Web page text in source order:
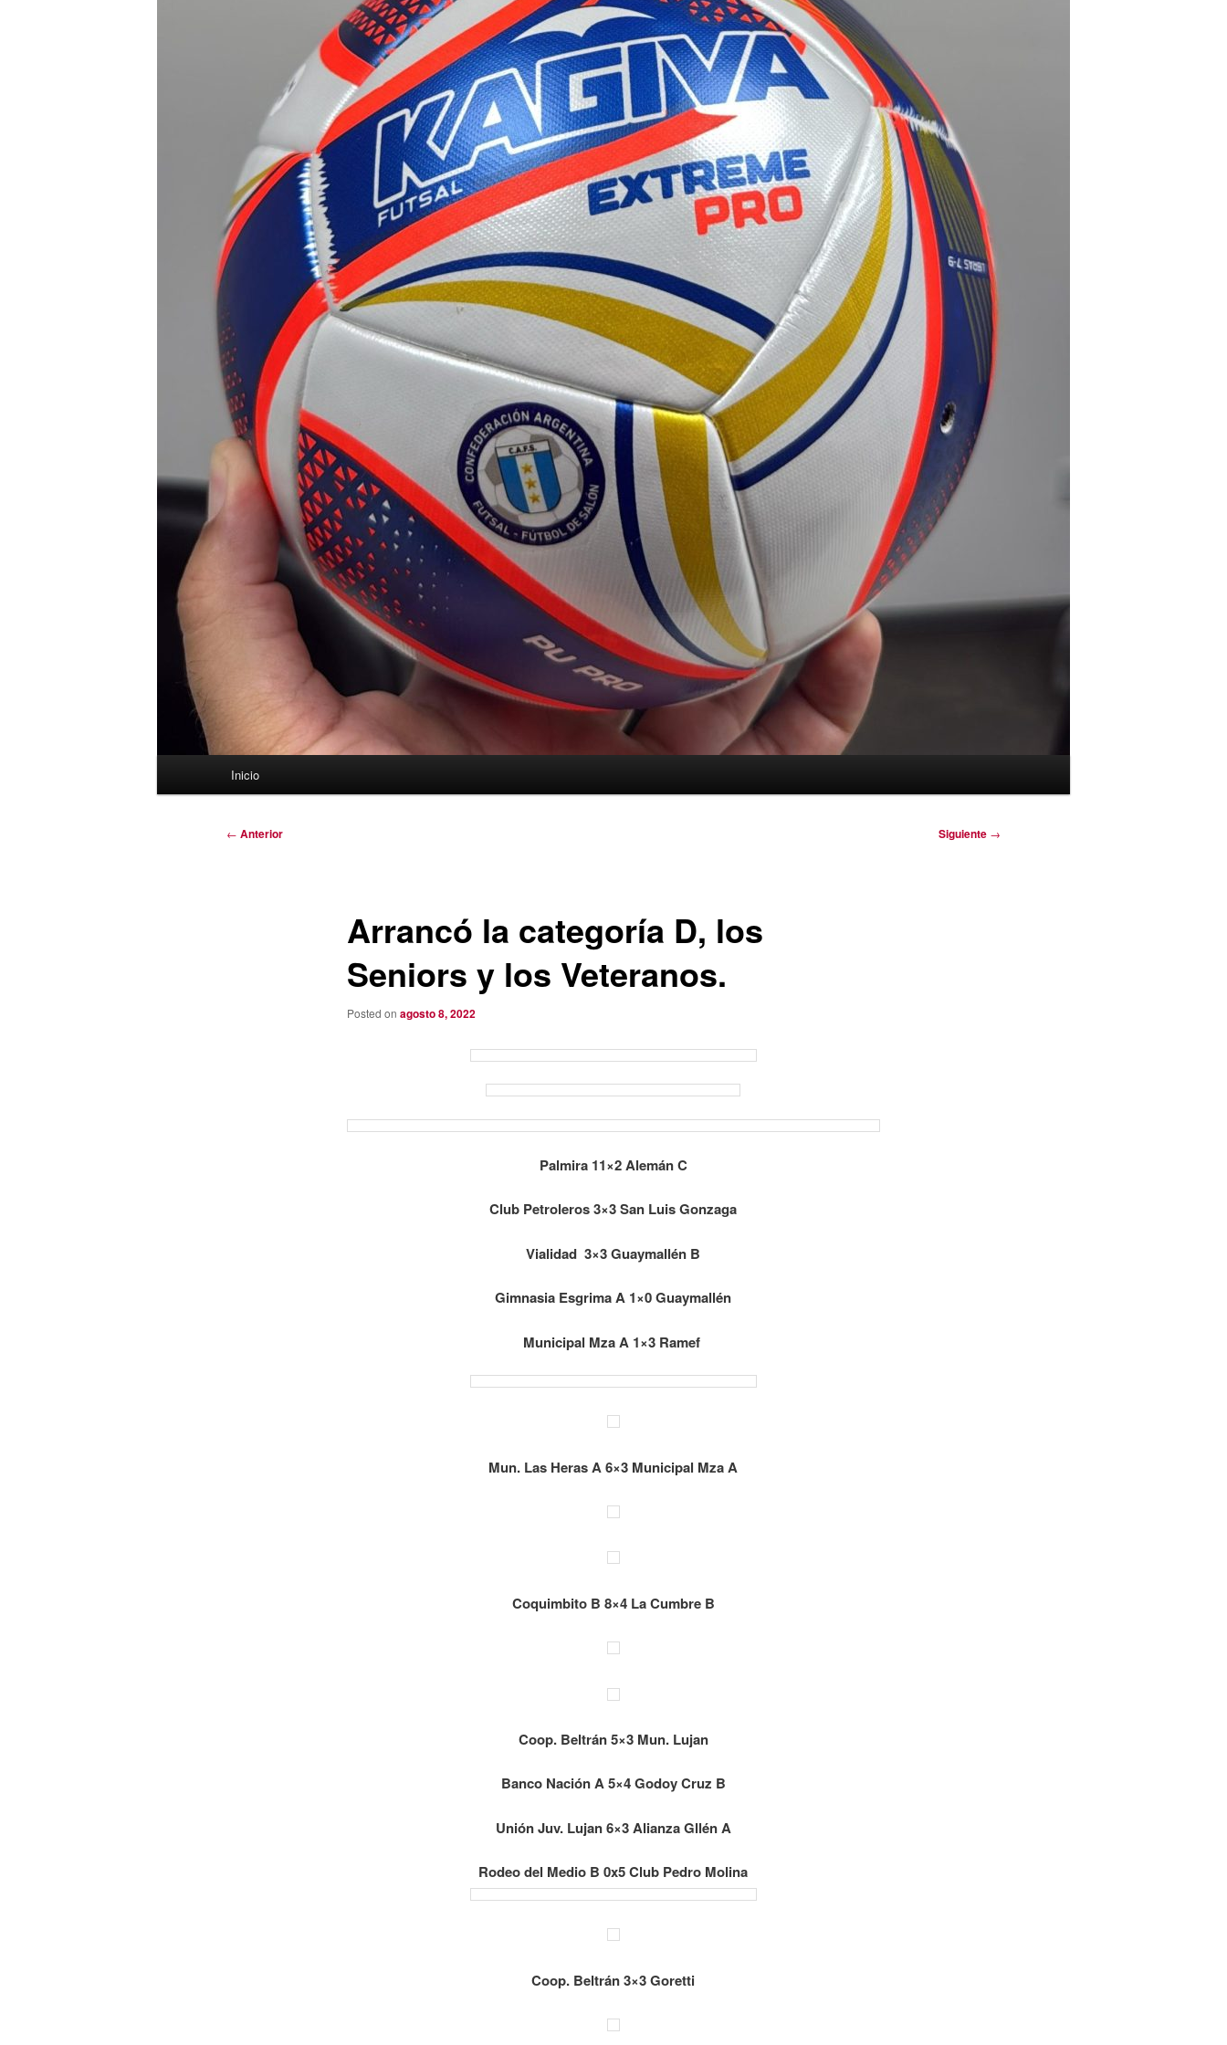
Inicio
Navegación
← Anterior Siguiente →
Arrancó la categoría D, los
Seniors y los Veteranos.
Posted on agosto 8, 2022
Palmira 11×2 Alemán C
Club Petroleros 3×3 San Luis Gonzaga
Vialidad 3×3 Guaymallén B
Gimnasia Esgrima A 1×0 Guaymallén
Municipal Mza A 1×3 Ramef
Mun. Las Heras A 6×3 Municipal Mza A
Coquimbito B 8×4 La Cumbre B
Coop. Beltrán 5×3 Mun. Lujan
Banco Nación A 5×4 Godoy Cruz B
Unión Juv. Lujan 6×3 Alianza Gllén A
Rodeo del Medio B 0x5 Club Pedro Molina
Coop. Beltrán 3×3 Goretti